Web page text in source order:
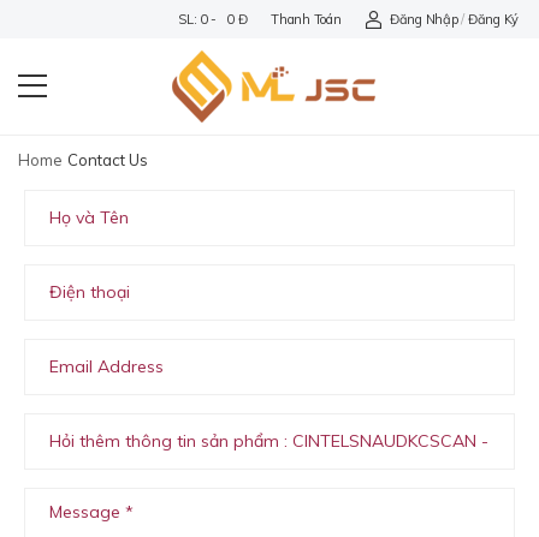
SL: 0 - 0 Đ Thanh Toán Đăng Nhập / Đăng Ký
Home Contact Us